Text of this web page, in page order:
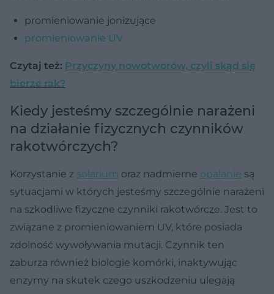
promieniowanie jonizujące
promieniowanie UV
Czytaj też: Przyczyny nowotworów, czyli skąd się
bierze rak?
Kiedy jesteśmy szczególnie narażeni
na działanie fizycznych czynników
rakotwórczych?
Korzystanie z solarium oraz nadmierne opalanie są
sytuacjami w których jesteśmy szczególnie narażeni
na szkodliwe fizyczne czynniki rakotwórcze. Jest to
związane z promieniowaniem UV, które posiada
zdolność wywoływania mutacji. Czynnik ten
zaburza również biologie komórki, inaktywując
enzymy na skutek czego uszkodzeniu ulegają